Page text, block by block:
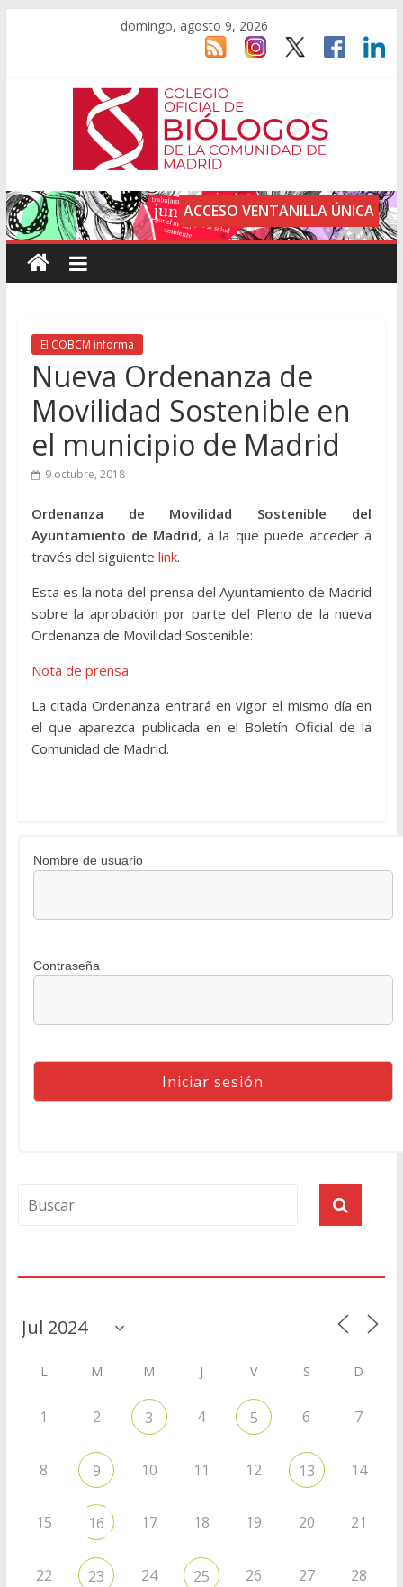
domingo, agosto 9, 2026
ACCESO VENTANILLA ÚNICA
El COBCM informa
Nueva Ordenanza de
Movilidad Sostenible en
el municipio de Madrid
9 octubre, 2018
Ordenanza de Movilidad Sostenible del
Ayuntamiento de Madrid, a la que puede acceder a
través del siguiente link.
Esta es la nota del prensa del Ayuntamiento de Madrid
sobre la aprobación por parte del Pleno de la nueva
Ordenanza de Movilidad Sostenible:
Nota de prensa
La citada Ordenanza entrará en vigor el mismo día en
el que aparezca publicada en el Boletín Oficial de la
Comunidad de Madrid.
Nombre de usuario
Contraseña
L M M J V S D
1 2 3 4 5 6 7
8 9 10 11 12 13 14
15 16 17 18 19 20 21
22 23 24 25 26 27 28